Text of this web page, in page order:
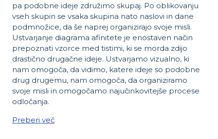
pa podobne ideje združimo skupaj. Po oblikovanju
vseh skupin se vsaka skupina nato naslovi in ​​dane
podmnožice, da še naprej organizirajo svoje misli.
Ustvarjanje diagrama afinitete je enostaven način
prepoznati vzorce med tistimi, ki se morda zdijo
drastično drugačne ideje. Ustvarjamo vizualno, ki
nam omogoča, da vidimo, katere ideje so podobne
drug drugemu, nam omogoča, da organiziramo
svoje misli in omogočamo najučinkovitejše procese
odločanja.
Preberi več